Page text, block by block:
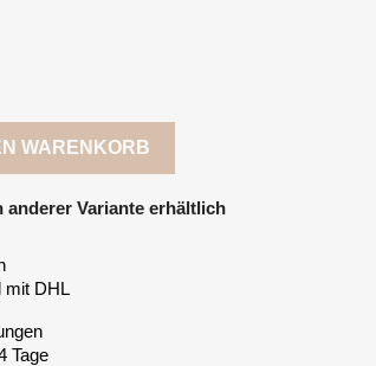
WARENKORB
Variante erhältlich
mit DHL
Tage